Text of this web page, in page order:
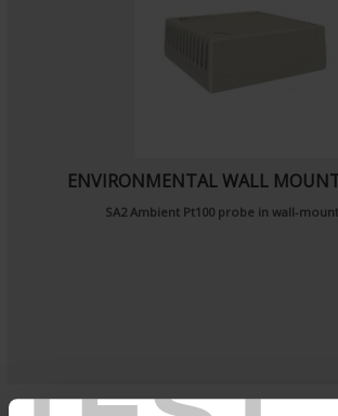
ENVIRONMENTAL WALL
SA2Ambient Pt100 probe in wall-